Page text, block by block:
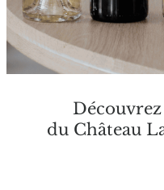
du Château